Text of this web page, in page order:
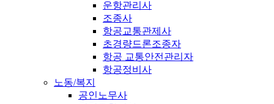
운항관리사
조종사
항공교통관제사
초경량드론조종자
항공 교통안전관리자
항공정비사
노동/복지
공인노무사